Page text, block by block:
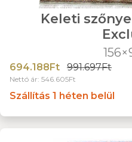
Keleti
694.188Ft 991.697Ft
Nettó ár: 546.605Ft
Szállítás 1 héten belül